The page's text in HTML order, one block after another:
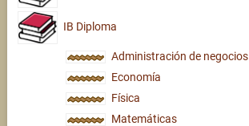
IB Diploma
Administración de negocios
Economía
Física
Matemáticas